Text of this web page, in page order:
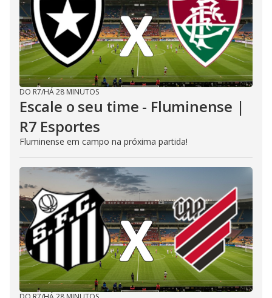
DO R7/HÁ 28 MINUTOS
Escale o seu time - Fluminense |
R7 Esportes
Fluminense em campo na próxima partida!